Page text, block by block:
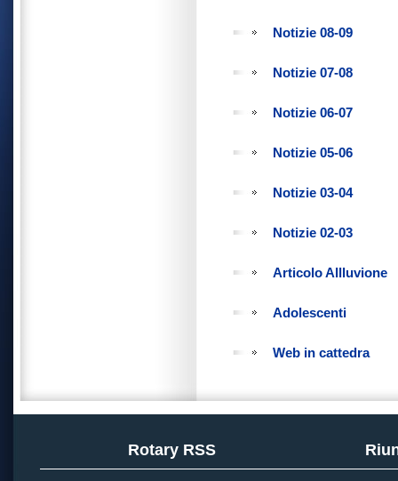
Notizie 08-09
Notizie 07-08
Notizie 06-07
Notizie 05-06
Notizie 03-04
Notizie 02-03
Articolo Allluvione
Adolescenti
Web in cattedra
Rotary RSS